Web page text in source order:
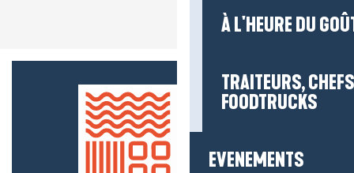
À L'HEURE DU
TRAITEURS,
FOODTRUCKS
EVENEMENTS